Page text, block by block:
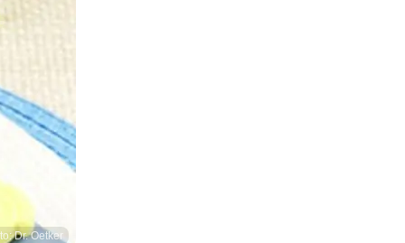
Dr. Oetker